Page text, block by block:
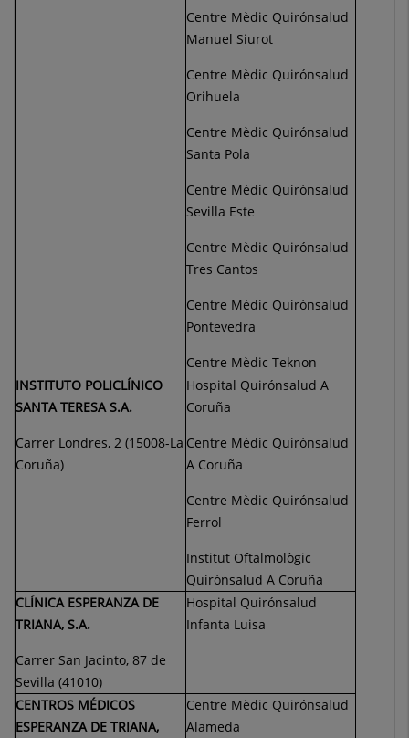
Centre Mèdic Quirónsalud
Manuel Siurot
Centre Mèdic Quirónsalud
Orihuela
Centre Mèdic Quirónsalud
Santa Pola
Centre Mèdic Quirónsalud
Sevilla Este
Centre Mèdic Quirónsalud
Tres Cantos
Centre Mèdic Quirónsalud
Pontevedra
Centre Mèdic Teknon
INSTITUTO POLICLÍNICO
SANTA TERESA S.A.
Carrer Londres, 2 (15008-La
Coruña)
Hospital Quirónsalud A
Coruña
Centre Mèdic Quirónsalud
A Coruña
Centre Mèdic Quirónsalud
Ferrol
Institut Oftalmològic
Quirónsalud A Coruña
CLÍNICA ESPERANZA DE
TRIANA, S.A.
Carrer San Jacinto, 87 de
Sevilla (41010)
Hospital Quirónsalud
Infanta Luisa
CENTROS MÉDICOS
ESPERANZA DE TRIANA,
Centre Mèdic Quirónsalud
Alameda